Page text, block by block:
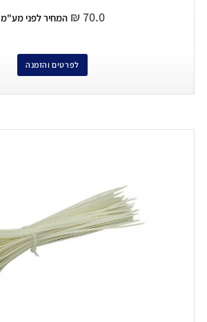
₪ 70.0 המחיר לפני מע"מ
לפרטים והזמנה